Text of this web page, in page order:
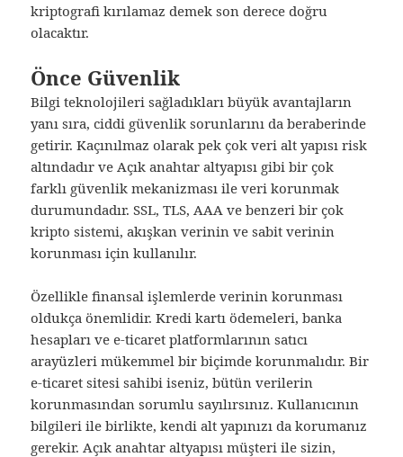
kriptografi kırılamaz demek son derece doğru
olacaktır.
Önce Güvenlik
Bilgi teknolojileri sağladıkları büyük avantajların
yanı sıra, ciddi güvenlik sorunlarını da beraberinde
getirir. Kaçınılmaz olarak pek çok veri alt yapısı risk
altındadır ve Açık anahtar altyapısı gibi bir çok
farklı güvenlik mekanizması ile veri korunmak
durumundadır. SSL, TLS, AAA ve benzeri bir çok
kripto sistemi, akışkan verinin ve sabit verinin
korunması için kullanılır.
Özellikle finansal işlemlerde verinin korunması
oldukça önemlidir. Kredi kartı ödemeleri, banka
hesapları ve e-ticaret platformlarının satıcı
arayüzleri mükemmel bir biçimde korunmalıdır. Bir
e-ticaret sitesi sahibi iseniz, bütün verilerin
korunmasından sorumlu sayılırsınız. Kullanıcının
bilgileri ile birlikte, kendi alt yapınızı da korumanız
gerekir. Açık anahtar altyapısı müşteri ile sizin,